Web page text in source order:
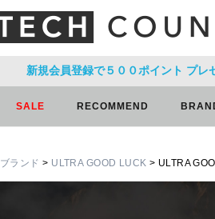
新規会員登録で５００ポイント プレ
SALE RECOMMEND
ブランド ULTRA GOOD LUCK ULTRA